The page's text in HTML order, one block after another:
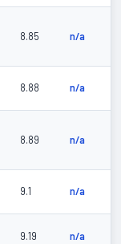
8.85 n/a
8.88 n/a
8.89 n/a
9.1 n/a
9.19 n/a